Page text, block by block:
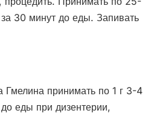
30 минут до еды. Запивать
Гмелина принимать по 1 г 3-4
еды при дизентерии,